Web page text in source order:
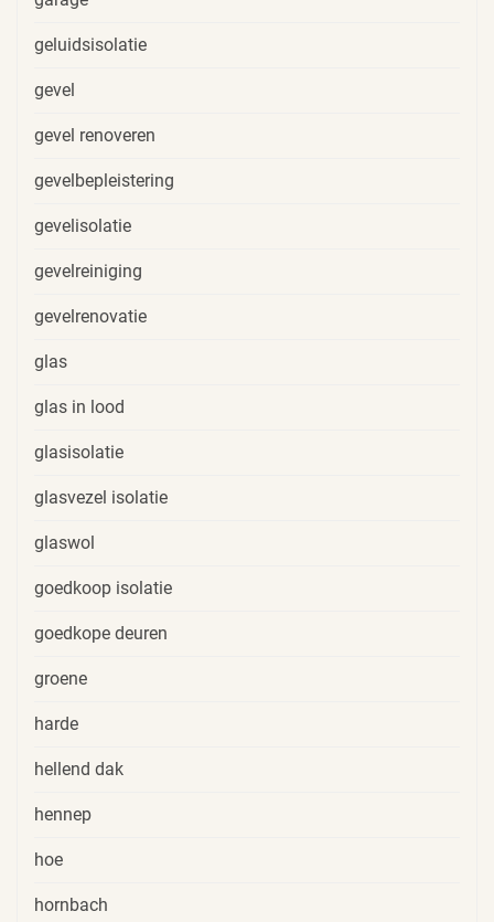
geluidsisolatie
gevel
gevel renoveren
gevelbepleistering
gevelisolatie
gevelreiniging
gevelrenovatie
glas
glas in lood
glasisolatie
glasvezel isolatie
glaswol
goedkoop isolatie
goedkope deuren
groene
harde
hellend dak
hennep
hoe
hornbach